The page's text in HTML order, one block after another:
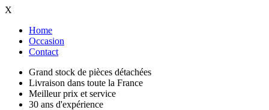
X
Home
Occasion
Contact
Grand stock de pièces détachées
Livraison dans toute la France
Meilleur prix et service
30 ans d'expérience